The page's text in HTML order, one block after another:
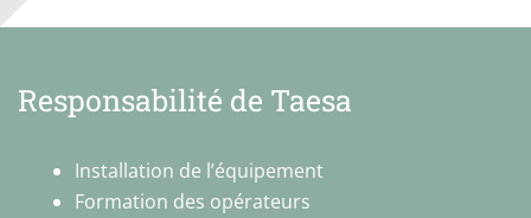
Responsabilité de Taesa
Installation de l’équipement
Formation des opérateurs